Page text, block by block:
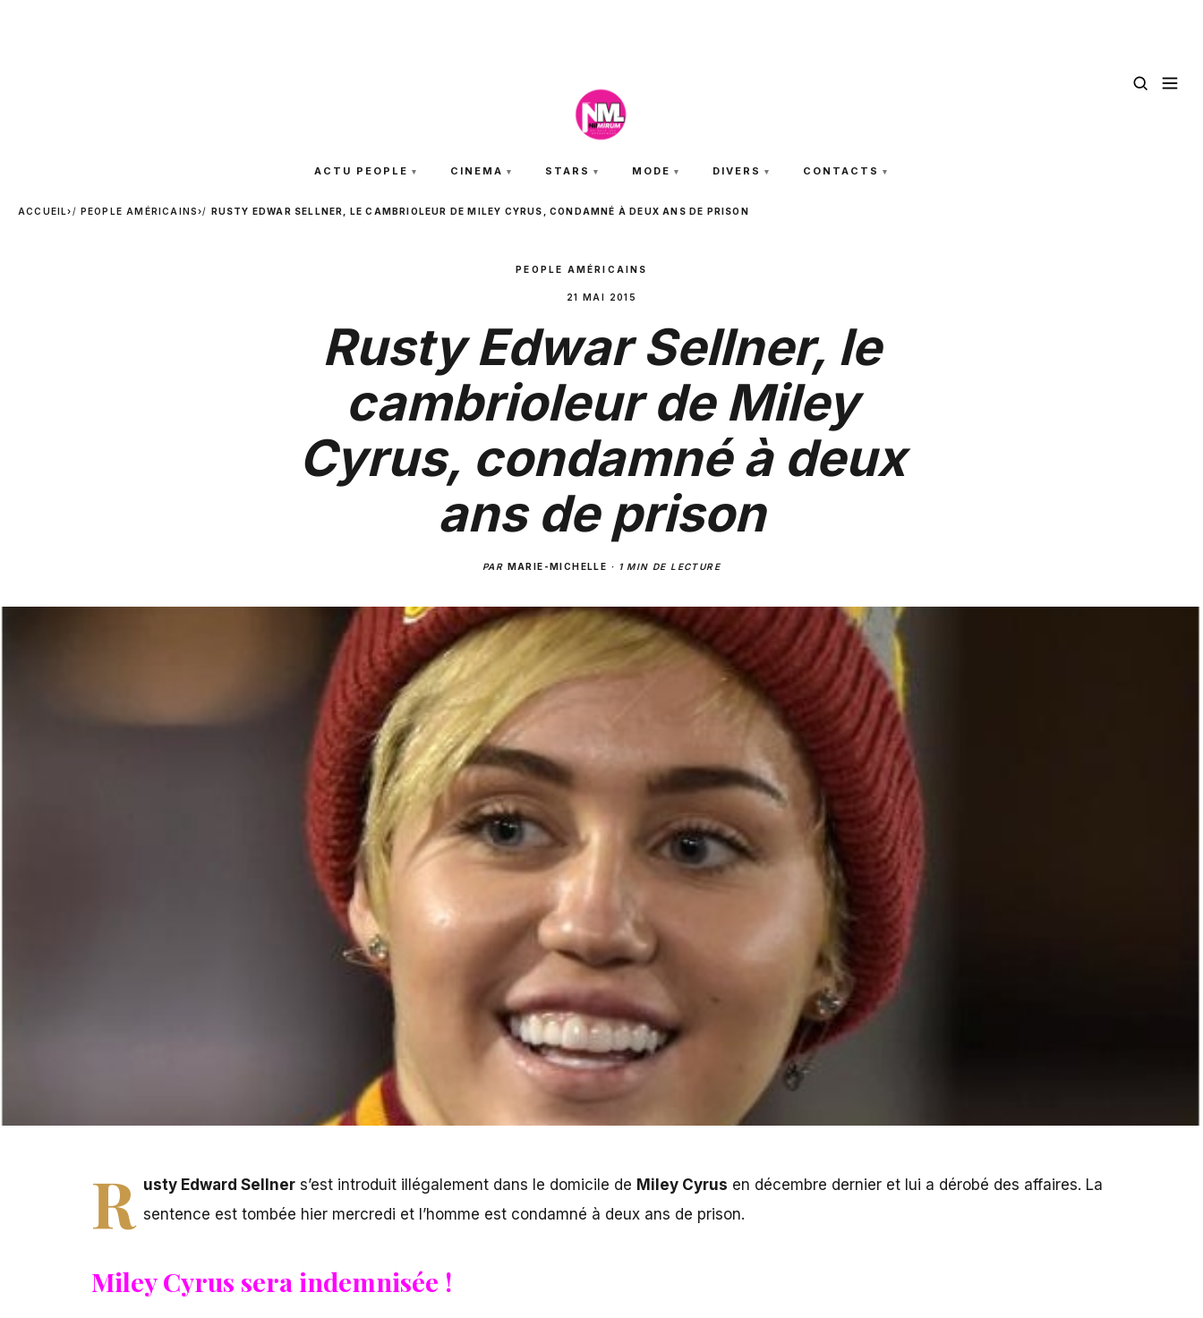
ACTU PEOPLE CINEMA STARS MODE DIVERS CONTACTS
ACCUEIL› PEOPLE AMÉRICAINS› RUSTY EDWAR SELLNER, LE CAMBRIOLEUR DE MILEY CYRUS, CONDAMNÉ À DEUX ANS DE PRISON
PEOPLE AMÉRICAINS
21 MAI 2015
Rusty Edwar Sellner, le
cambrioleur de Miley
Cyrus, condamné à deux
ans de prison
PAR MARIE-MICHELLE · 1 MIN DE LECTURE
R usty Edward Sellners’est introduit illégalement dans le domicile de Miley Cyrus en décembre dernier et lui a dérobé des affaires. La
sentence est tombée hier mercredi et l’homme est condamné à deux ans de prison.
Miley Cyrus sera indemnisée !